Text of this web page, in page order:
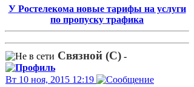
У Ростелекома новые тарифы на услуги
по пропуску трафика
Связной (С) -
Вт 10 ноя, 2015 12:19